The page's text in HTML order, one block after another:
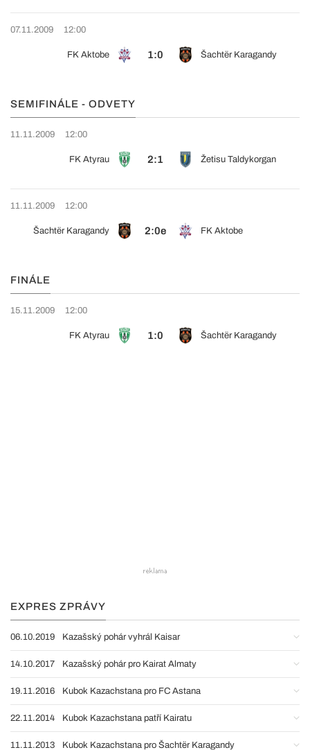
07.11.2009 12:00
FK Aktobe 1:0 Šachtër Karagandy
SEMIFINÁLE - ODVETY
11.11.2009 12:00
FK Atyrau 2:1 Žetisu Taldykorgan
11.11.2009 12:00
Šachtër Karagandy 2:0e FK Aktobe
FINÁLE
15.11.2009 12:00
FK Atyrau 1:0 Šachtër Karagandy
EXPRES ZPRÁVY
06.10.2019 Kazašský pohár vyhrál Kaisar
14.10.2017 Kazašský pohár pro Kairat Almaty
19.11.2016 Kubok Kazachstana pro FC Astana
22.11.2014 Kubok Kazachstana patří Kairatu
11.11.2013 Kubok Kazachstana pro Šachtër Karagandy